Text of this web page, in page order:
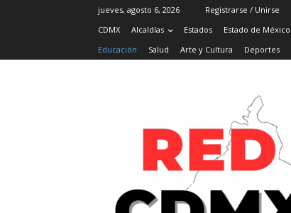
jueves, agosto 6, 2026
Registrarse / Unirse
CDMX
Alcaldías Estados Estado de México
Educación
Salud Arte y Cultura Deportes